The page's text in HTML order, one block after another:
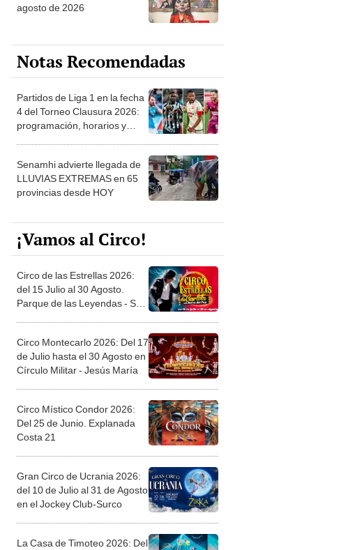
agosto de 2026
Notas Recomendadas
Partidos de Liga 1 en la fecha
4 del Torneo Clausura 2026:
programación, horarios y
Senamhi advierte llegada de
LLUVIAS EXTREMAS en 65
provincias desde HOY
¡Vamos al Circo!
Circo de las Estrellas 2026:
del 15 Julio al 30 Agosto.
Parque de las Leyendas - San
Circo Montecarlo 2026: Del 17
de Julio hasta el 30 Agosto en
Círculo Militar - Jesús María
Circo Místico Condor 2026:
Del 25 de Junio. Explanada
Costa 21
Gran Circo de Ucrania 2026:
del 10 de Julio al 31 de Agosto
en el Jockey Club-Surco
La Casa de Timoteo 2026: Del